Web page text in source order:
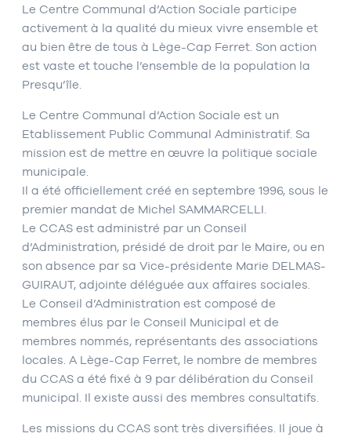
Le Centre Communal d’Action Sociale participe
activement à la qualité du mieux vivre ensemble et
au bien être de tous à Lège-Cap Ferret. Son action
est vaste et touche l’ensemble de la population la
Presqu’île.
Le Centre Communal d’Action Sociale est un
Etablissement Public Communal Administratif. Sa
mission est de mettre en œuvre la politique sociale
municipale.
Il a été officiellement créé en septembre 1996, sous le
premier mandat de Michel SAMMARCELLI.
Le CCAS est administré par un Conseil
d’Administration, présidé de droit par le Maire, ou en
son absence par sa Vice-présidente Marie DELMAS-
GUIRAUT, adjointe déléguée aux affaires sociales.
Le Conseil d’Administration est composé de
membres élus par le Conseil Municipal et de
membres nommés, représentants des associations
locales. A Lège-Cap Ferret, le nombre de membres
du CCAS a été fixé à 9 par délibération du Conseil
municipal. Il existe aussi des membres consultatifs.
Les missions du CCAS sont très diversifiées. Il joue à